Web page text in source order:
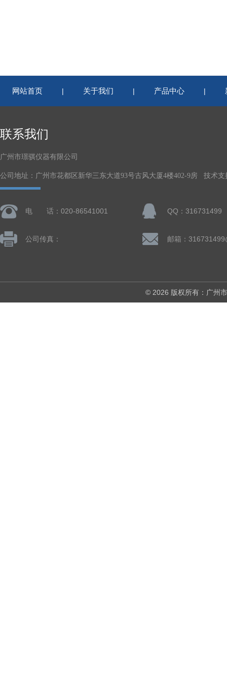
网站首页 | 关于我们 | 产品中心 |
联系我们
广州市璟骐仪器有限公司
公司地址：广州市花都区新华三东大道93号古风大厦4楼402-9房 技术支
电 话：020-86541001 QQ：316731499
公司传真： 邮箱：
© 2026 版权所有：广州